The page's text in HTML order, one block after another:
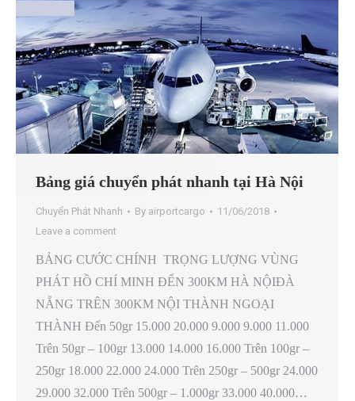
Bảng giá chuyển phát nhanh tại Hà Nội
Chuyển Phát Nhanh By airportcargo
11/06/2018
Leave a comment
BẢNG CƯỚC CHÍNH TRỌNG LƯỢNG VÙNG
PHÁT HỒ CHÍ MINH ĐẾN 300KM HÀ NỘIĐÀ
NẴNG TRÊN 300KM NỘI THÀNH NGOẠI
THÀNH Đến 50gr 15.000 20.000 9.000 9.000 11.000
Trên 50gr – 100gr 13.000 14.000 16.000 Trên 100gr –
250gr 18.000 22.000 24.000 Trên 250gr – 500gr 24.000
29.000 32.000 Trên 500gr – 1.000gr 33.000 40.000…